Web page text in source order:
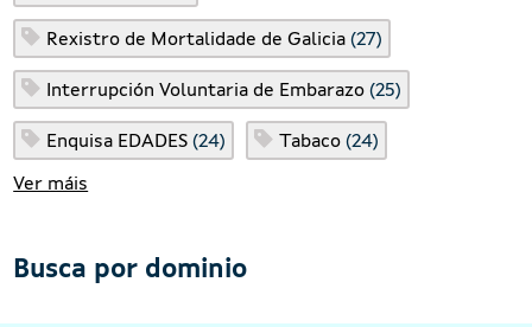
Rexistro de Mortalidade de Galicia (27)
Interrupción Voluntaria de Embarazo (25)
Enquisa EDADES (24) Tabaco (24)
Ver máis
Busca por dominio